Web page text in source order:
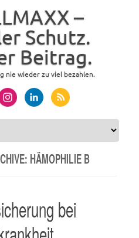
–
Schutz.
Beitrag.
nie wieder zu viel bezahlen.
HÄMOPHILIE B
bei